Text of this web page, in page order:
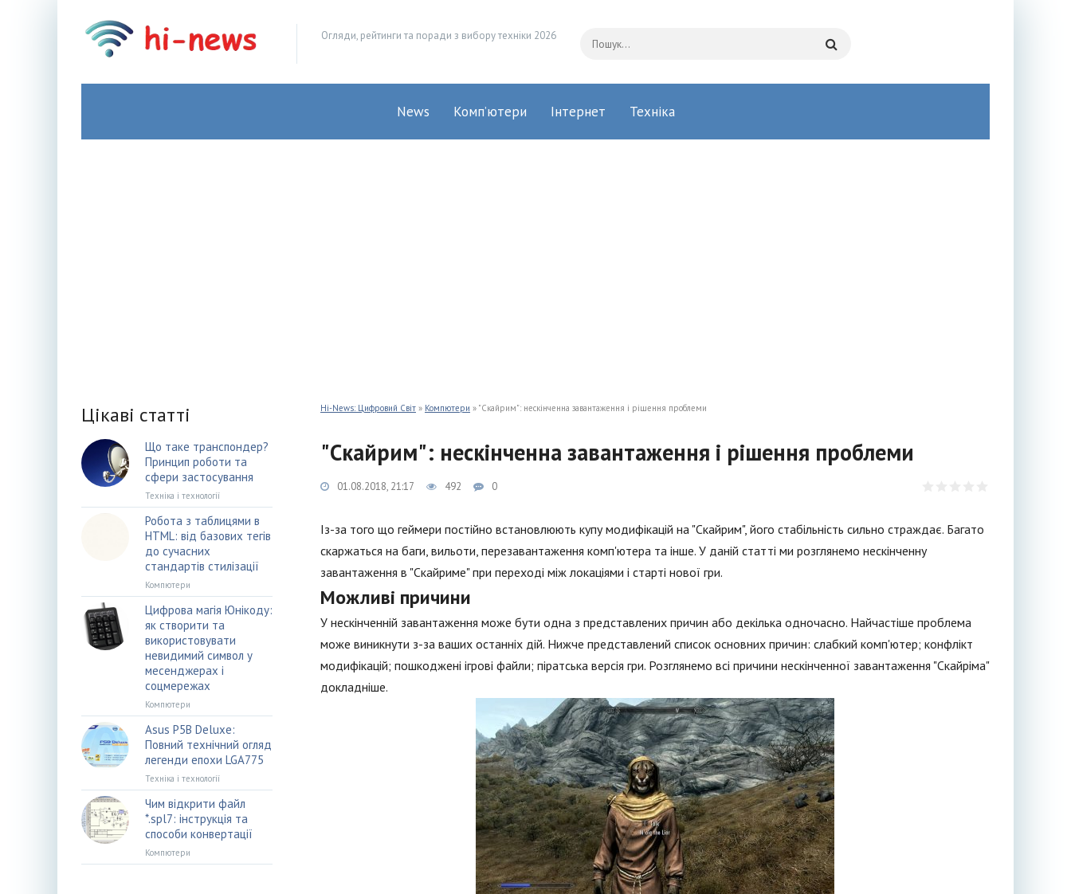
Огляди, рейтинги та поради з вибору техніки 2026
News Комп’ютери Інтернет Техніка
Hi-News: Цифровий Світ » Компютери » "Скайрим": нескінченна завантаження і рішення проблеми
"Скайрим": нескінченна завантаження і рішення проблеми
01.08.2018, 21:17 492 0
Із-за того що геймери постійно встановлюють купу модифікацій на "Скайрим", його стабільність сильно страждає. Багато
скаржаться на баги, вильоти, перезавантаження комп'ютера та інше. У даній статті ми розглянемо нескінченну
завантаження в "Скайриме" при переході між локаціями і старті нової гри.
Можливі причини
У нескінченній завантаження може бути одна з представлених причин або декілька одночасно. Найчастіше проблема
може виникнути з-за ваших останніх дій. Нижче представлений список основних причин: слабкий комп'ютер; конфлікт
модифікацій; пошкоджені ігрові файли; піратська версія гри. Розглянемо всі причини нескінченної завантаження "Скайріма"
докладніше.
Цікаві статті
Що таке транспондер?
Принцип роботи та
сфери застосування
Техніка і технології
Робота з таблицями в
HTML: від базових тегів
до сучасних
стандартів стилізації
Компютери
Цифрова магія Юнікоду:
як створити та
використовувати
невидимий символ у
месенджерах і
соцмережах
Компютери
Asus P5B Deluxe:
Повний технічний огляд
легенди епохи LGA775
Техніка і технології
Чим відкрити файл
*.spl7: інструкція та
способи конвертації
Компютери